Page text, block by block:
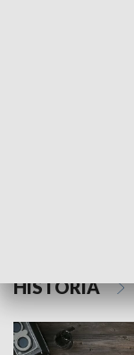
HISTORIA